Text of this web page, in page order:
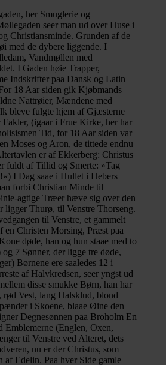
her Smuglerie og
seer man ud over Huse i
Christiansminde. Grunden af de
med de dybere liggende. I
Vandmøllen med
I Gaden høie Trapper,
Indskrifter paa Dansk og Latin
18 Aar siden gik Kjøbmands
Nattrøier, Mændene med
bleve fulgte hjem af Gjæsterne
Fakler, (igaar i Frue Kirke, her har
Tid, for 18 Aar siden var
Moses og Aron, de tittede endnu
er af Ekkerberg: Christus
fuldt af Tillid og Smerte: »Tag
I Dag saae i Hullet i Hebers
forbi Christian Minde til
agtige Træer hæve sig over den
ligger Thurø, til Venstre Thorseng.
til Venstre, et gammelt
en Christen Morsing, Præst paa
døde, han og hun staae med to
7 Sønner, der ligge tre døde,
Børnene ere saaledes 12 i
af Halvkredsen, seer yngst ud
disse smukke Børn, han har
rød Vest, lang Halsklud, blond
i Skoene, blaae Øine den
Degnesønnen paa Broholm En
Emblemerne (Englen, Oxen,
til Venstre ved Alteret, dets
nu er der Christus, som
af Edelin. Paa hver Side gamle